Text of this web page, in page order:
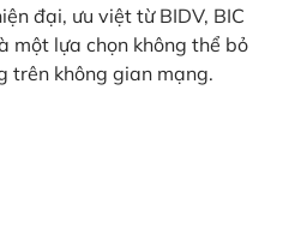
đại, ưu việt từ BIDV, BIC
một lựa chọn không thể bỏ
trên không gian mạng.